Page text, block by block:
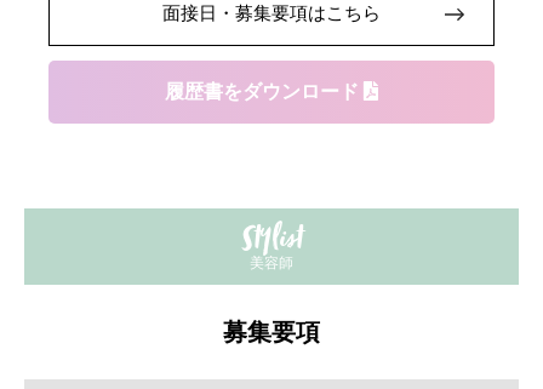
面接日・募集要項はこちら
履歴書をダウンロード
Stylist
美容師
募集要項